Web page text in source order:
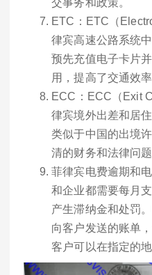
交事务和政策。
ETC：ETC（
律宾高速公路系统
预先充值电子卡片
用，提高了交通效率
ECC：ECC（Exit
律宾境外出差和居
类似于中国的出境
清的财务和法律问
菲律宾电费逾期和
和企业都需要每月
产生滞纳金和处罚
向客户发送的账单
客户可以在指定的地